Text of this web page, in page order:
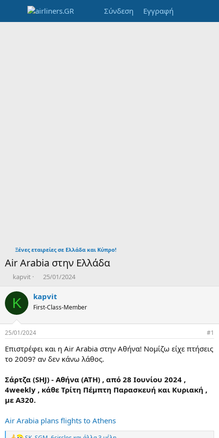
Σύνδεση Εγγραφή
Ξένες εταιρείες σε Ελλάδα και Κύπρο!
Air Arabia στην Ελλάδα
T
r
e
d
s
t
a
r
kapvit
Η
ε
ρ
ο
ν
δ
μ
ι
ρ
γ
ί
25/01/2024
K kapvit
First-Class-Member
25/01/2024 #1
Επιστρέφει και η Air Arabia στην Αθήνα! Νομίζω είχε πτήσεις
το 2009? αν δεν κάνω λάθος.
Σάρτζα (SHJ) - Αθήνα (ATH) , από 28 Ιουνίου 2024 ,
4weekly , κάθε Τρίτη Πέμπτη Παρασκευή και Κυριακή ,
με Α320.
Air Arabia plans flights to Athens